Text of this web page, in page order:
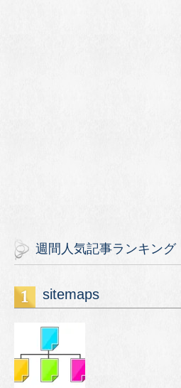
週間人気記事ランキング
sitemaps